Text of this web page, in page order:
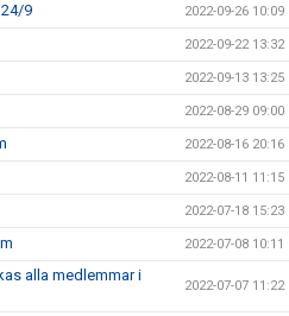
9 2022-09-26 10:09
2022-09-22 13:32
2022-09-13 13:25
2022-08-29 09:00
2022-08-16 20:16
2022-08-11 11:15
2022-07-18 15:23
2022-07-08 10:11
alla medlemmar i
2022-07-07 11:22